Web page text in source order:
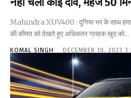
Mahindra XUV400 : दुनिया भर के साथ
की कीमत को देखते हुए अधिकतर ग्राहक खुद को...
KOMAL SINGH - DECEMBER 10, 2023